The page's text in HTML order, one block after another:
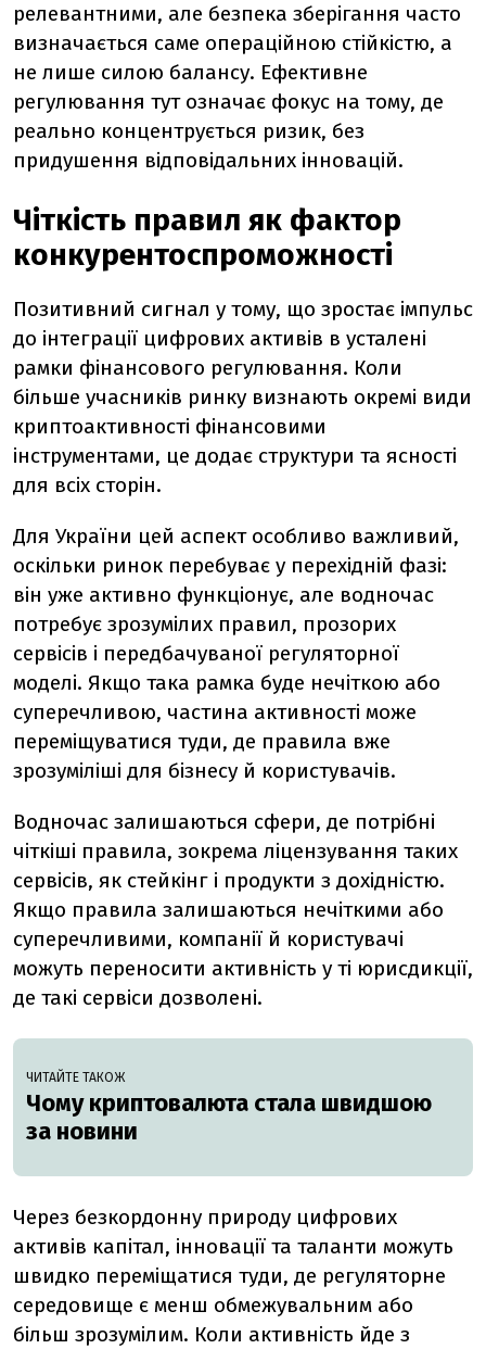
релевантними, але безпека зберігання часто
визначається саме операційною стійкістю, а
не лише силою балансу. Ефективне
регулювання тут означає фокус на тому, де
реально концентрується ризик, без
придушення відповідальних інновацій.
Чіткість правил як фактор
конкурентоспроможності
Позитивний сигнал у тому, що зростає імпульс
до інтеграції цифрових активів в усталені
рамки фінансового регулювання. Коли
більше учасників ринку визнають окремі види
криптоактивності фінансовими
інструментами, це додає структури та ясності
для всіх сторін.
Для України цей аспект особливо важливий,
оскільки ринок перебуває у перехідній фазі:
він уже активно функціонує, але водночас
потребує зрозумілих правил, прозорих
сервісів і передбачуваної регуляторної
моделі. Якщо така рамка буде нечіткою або
суперечливою, частина активності може
переміщуватися туди, де правила вже
зрозуміліші для бізнесу й користувачів.
Водночас залишаються сфери, де потрібні
чіткіші правила, зокрема ліцензування таких
сервісів, як стейкінг і продукти з дохідністю.
Якщо правила залишаються нечіткими або
суперечливими, компанії й користувачі
можуть переносити активність у ті юрисдикції,
де такі сервіси дозволені.
ЧИТАЙТЕ ТАКОЖ
Чому криптовалюта стала швидшою
за новини
Через безкордонну природу цифрових
активів капітал, інновації та таланти можуть
швидко переміщатися туди, де регуляторне
середовище є менш обмежувальним або
більш зрозумілим. Коли активність йде з